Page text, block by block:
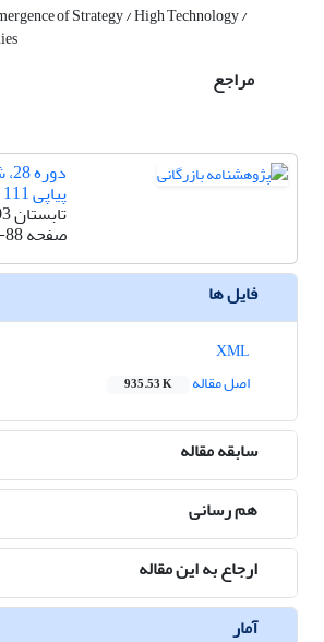
of Strategy / High Technology /
مراجع
پیاپی 111
تابستان 1403
صفحه
فایل ها
اصل مقاله
935.53 K
سابقه مقاله
هم رسانی
ارجاع به این مقاله
آمار